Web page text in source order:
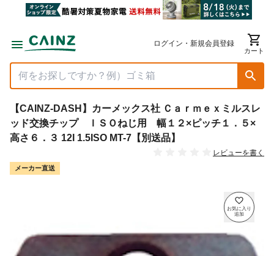
ログイン・新規会員登録
カート
【CAINZ-DASH】カーメックス社 Ｃａｒｍｅｘミルスレ
ッド交換チップ ＩＳＯねじ用 幅１２×ピッチ１．５×
高さ６．３ 12I 1.5ISO MT-7【別送品】
レビューを書く
メーカー直送